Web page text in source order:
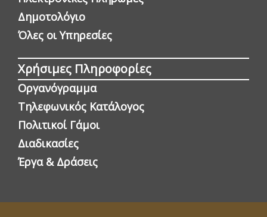
Δημοτολόγιο
Όλες οι Yπηρεσίες
Χρήσιμες Πληροφορίες
Οργανόγραμμα
Τηλεφωνικός Κατάλογος
Πολιτικοί Γάμοι
Διαδικασίες
Έργα & Δράσεις